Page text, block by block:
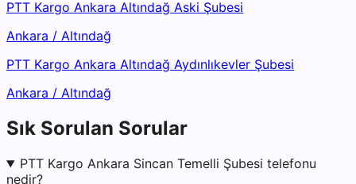
PTT Kargo Ankara Altındağ Aski Şubesi
Ankara / Altındağ
PTT Kargo Ankara Altındağ Aydınlıkevler Şubesi
Ankara / Altındağ
Sık Sorulan Sorular
PTT Kargo Ankara Sincan Temelli Şubesi telefonu
nedir?